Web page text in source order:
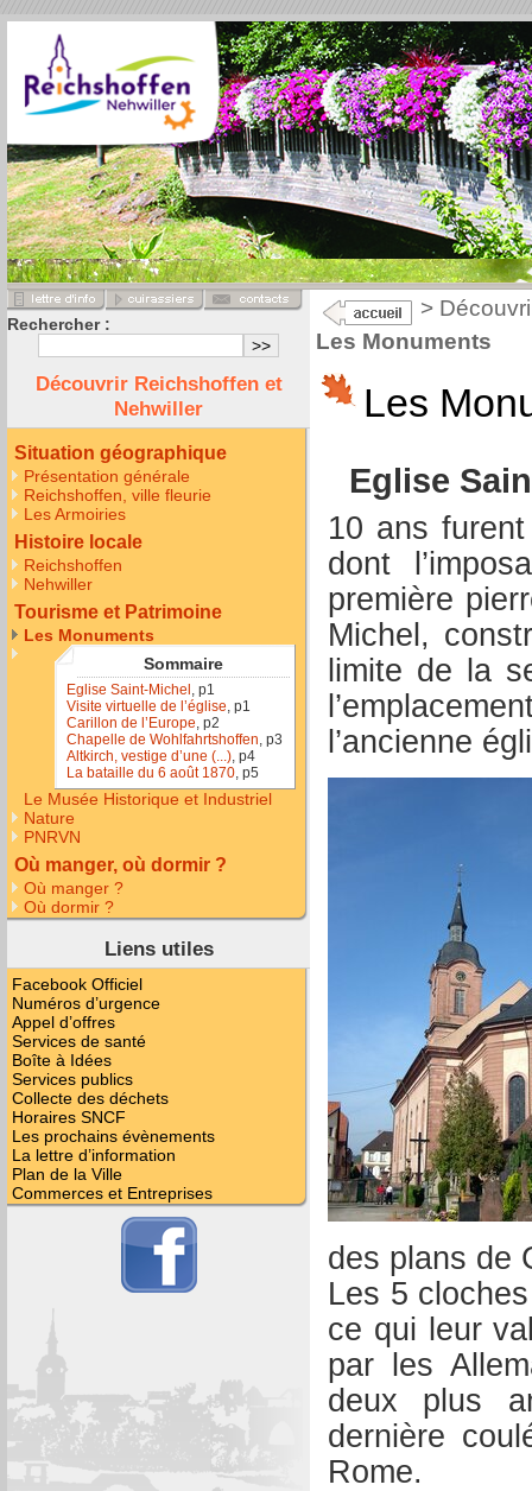
>
Les Monuments
Les
Eglise
10 ans
dont
première
Michel,
limite de la
l’ancienne
des plans de
Les 5
ce qui leur
par les
deux plus
dernière
Rome.
Rechercher :
Découvrir Reichshoffen et
Nehwiller
Situation géographique
Présentation générale
Reichshoffen, ville fleurie
Les Armoiries
Histoire locale
Reichshoffen
Nehwiller
Tourisme et Patrimoine
Les Monuments
Sommaire
Eglise Saint-Michel , p1
Visite virtuelle de l’église, p1
Carillon de l’Europe, p2
Chapelle de Wohlfahrtshoffen, p3
Altkirch, vestige d’une (...), p4
La bataille du 6 août 1870, p5
Le Musée Historique et Industriel
Nature
PNRVN
Où manger, où dormir ?
Où manger ?
Où dormir ?
Liens utiles
Facebook Officiel
Numéros d’urgence
Appel d’offres
Services de santé
Boîte à Idées
Services publics
Collecte des déchets
Horaires SNCF
Les prochains évènements
La lettre d’information
Plan de la Ville
Commerces et Entreprises